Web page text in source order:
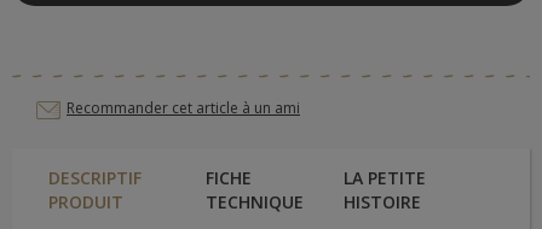
Recommander cet article à un ami
DESCRIPTIF
PRODUIT
FICHE
TECHNIQUE
LA PETITE
HISTOIRE